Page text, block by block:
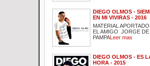
DIEGO OLMOS -
EN MI VIVIRAS - 2016
MATERIAL
EL AMIGO JORGE DE
PAMPALeer mas
DIEGO OLMOS - ES
HORA - 2015